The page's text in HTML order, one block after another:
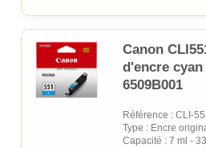
Canon
d'encre
6509B001
Référence : CLI-
Type : Encre
Capacité : 7 ml -